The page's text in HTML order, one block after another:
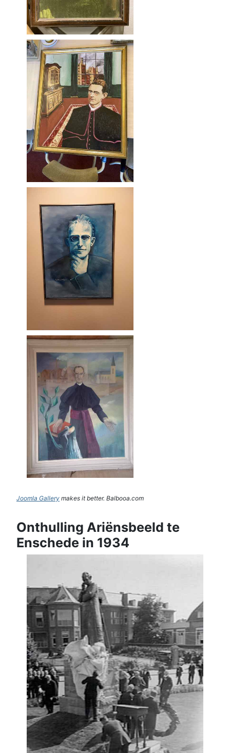
Joomla Gallery makes it better. Balbooa.com
Onthulling Ariënsbeeld te
Enschede in 1934